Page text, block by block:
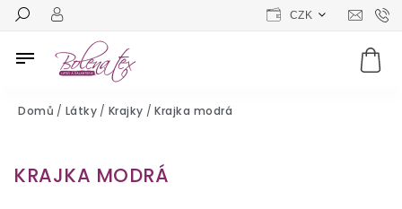
CZK
Domů / Látky / Krajky / Krajka modrá
KRAJKA MODRÁ